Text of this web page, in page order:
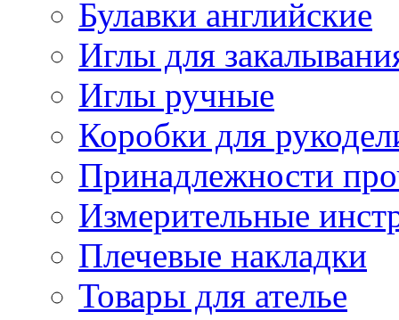
Булавки английские
Иглы для
Иглы ручные
Коробки для
Принадлежности
Измерительные
Плечевые накладки
Товары для ателье